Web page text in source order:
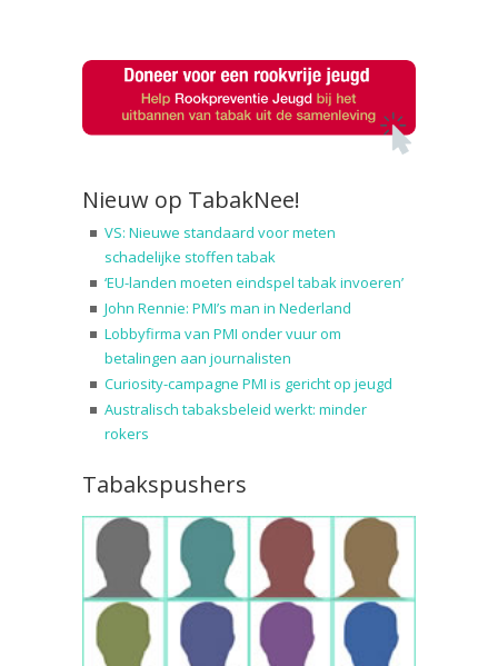
Nieuw op TabakNee!
VS: Nieuwe standaard voor meten
schadelijke stoffen tabak
‘EU-landen moeten eindspel tabak invoeren’
John Rennie: PMI’s man in Nederland
Lobbyfirma van PMI onder vuur om
betalingen aan journalisten
Curiosity-campagne PMI is gericht op jeugd
Australisch tabaksbeleid werkt: minder
rokers
Tabakspushers